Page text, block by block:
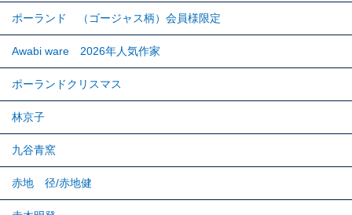
ポーランド （ゴージャス柄）会員様限定
Awabi ware 2026年人気作家
ポーランドクリスマス
林京子
九谷青窯
赤地 径/赤地健